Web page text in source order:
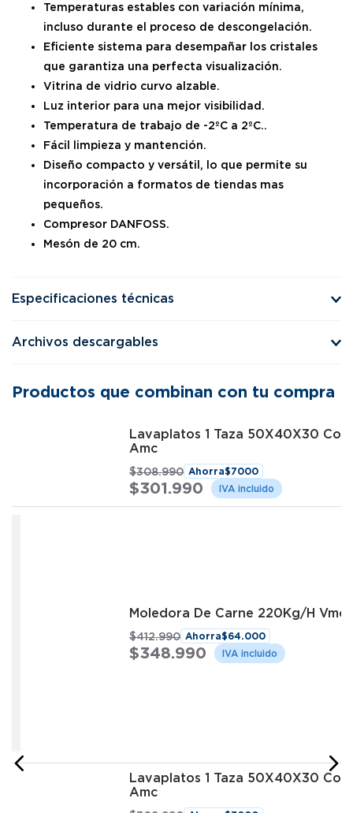
Temperaturas estables con variación mínima,
incluso durante el proceso de descongelación.
Eficiente sistema para desempañar los cristales
que garantiza una perfecta visualización.
Vitrina de vidrio curvo alzable.
Luz interior para una mejor visibilidad.
Temperatura de trabajo de -2ºC a 2ºC..
Fácil limpieza y mantención.
Diseño compacto y versátil, lo que permite su
incorporación a formatos de tiendas mas
pequeños.
Compresor DANFOSS.
Mesón de 20 cm.
Especificaciones técnicas
Archivos descargables
Productos que combinan con tu compra
Lavaplatos 1 Taza 50X40X30
Amc
$308.990 Ahorra$7000
$301.990
Moledora De Carne 220Kg/H
$412.990 Ahorra$64.000
$348.990
Lavaplatos 1 Taza 50X40X30
Amc